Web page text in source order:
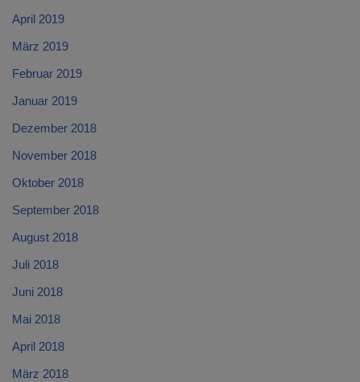
April 2019
März 2019
Februar 2019
Januar 2019
Dezember 2018
November 2018
Oktober 2018
September 2018
August 2018
Juli 2018
Juni 2018
Mai 2018
April 2018
März 2018